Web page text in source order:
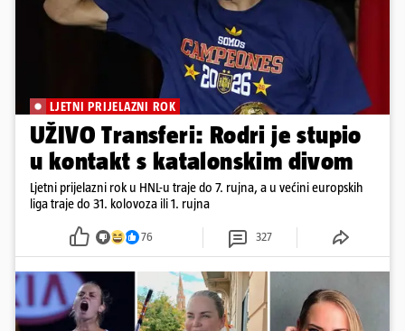
LJETNI PRIJELAZNI ROK
UŽIVO Transferi: Rodri je stupio
u kontakt s katalonskim divom
Ljetni prijelazni rok u HNL-u traje do 7. rujna, a u većini europskih
liga traje do 31. kolovoza ili 1. rujna
76 327